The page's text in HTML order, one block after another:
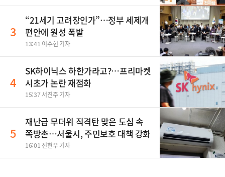
3
“21세기 고려장인가”…정부 세제개
편안에 원성 폭발
13:41 이수현 기자
4
SK하이닉스 하한가라고?…프리마켓
시초가 논란 재점화
15:37 서진주 기자
5
재난급 무더위 직격탄 맞은 도심 속
쪽방촌…서울시, 주민보호 대책 강화
16:01 진현우 기자